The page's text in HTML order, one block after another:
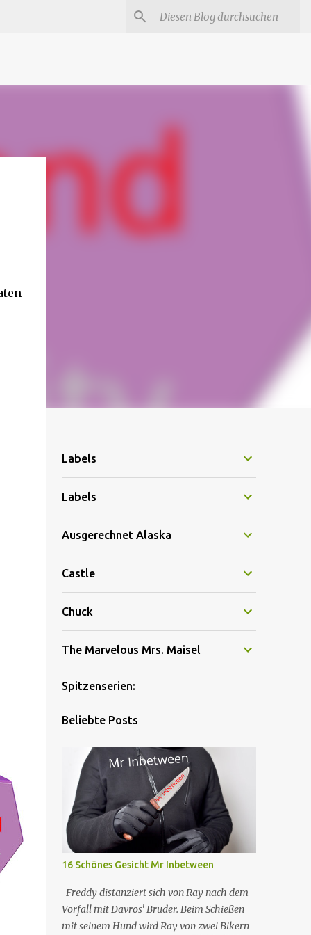
Labels
Labels
Ausgerechnet Alaska
Castle
Chuck
The Marvelous Mrs. Maisel
Spitzenserien:
Beliebte Posts
16 Schönes Gesicht Mr Inbetween
Freddy distanziert sich von Ray nach dem
Vorfall mit Davros' Bruder. Beim Schießen
mit seinem Hund wird Ray von zwei Bikern